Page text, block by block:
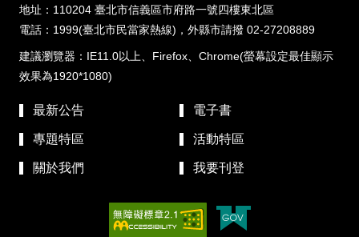
地址：110204 臺北市信義區市府路一號四樓東北區
電話：1999(臺北市民當家熱線)，外縣市請撥 02-27208889
建議瀏覽器：IE11.0以上、Firefox、Chrome(螢幕設定最佳顯示
效果為1920*1080)
最新公告 電子書
專題特區 活動特區
關於我們 我要刊登